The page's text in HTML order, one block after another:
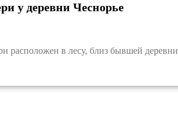
у деревни Чеснорье
расположен в лесу, близ бывшей деревни